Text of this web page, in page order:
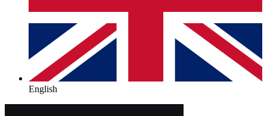
English